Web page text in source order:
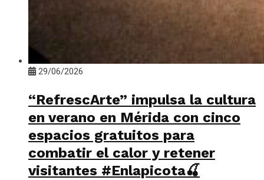
29/06/2026
“RefrescArte” impulsa la cultura
en verano en Mérida con cinco
espacios gratuitos para
combatir el calor y retener
visitantes #Enlapicota🍒